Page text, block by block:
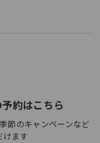
約はこちら
節のキャンペーンなど
けます